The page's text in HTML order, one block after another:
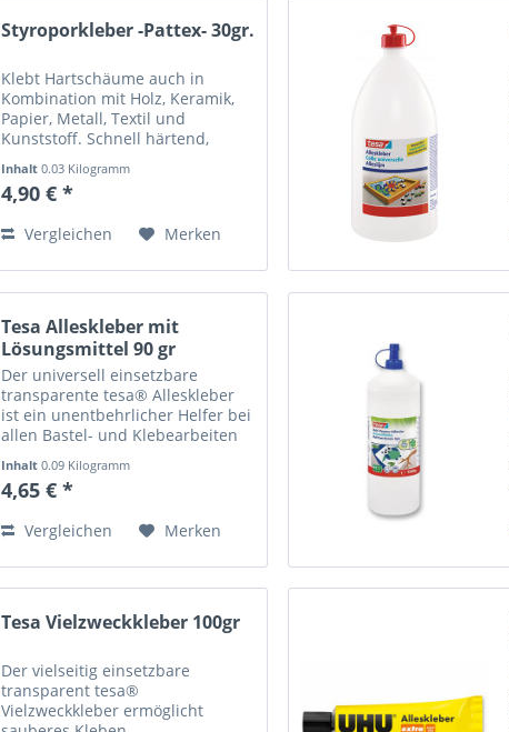
Styroporkleber -Pattex- 30gr.
Klebt Hartschäume auch in
Kombination mit Holz, Keramik,
Papier, Metall, Textil und
Kunststoff. Schnell härtend,
alterungsbeständig. Angaben zur
Produktsicherheit (GPSR) Normal
X-NONE Name...
Inhalt0.03 Kilogramm
(163,33 € * / 1 Kilogramm)
4,90 € *
Vergleichen Merken
Tesa Alleskleber mit
Lösungsmittel 90 gr
Der universell einsetzbare
transparente tesa® Alleskleber
ist ein unentbehrlicher Helfer bei
allen Bastel- und Klebearbeiten
Hohe Alterungs-, Licht-, Kälte-,
Wärme- und
nachfüllbar...
Inhalt0.09 Kilogramm
(51,67 € * / 1 Kilogramm)
4,65 € *
Vergleichen Merken
Tesa Vielzweckkleber 100gr
Der vielseitig einsetzbare
transparent tesa®
Vielzweckkleber ermöglicht